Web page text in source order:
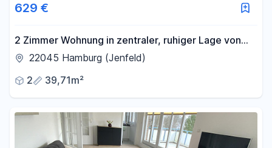
629 €
2 Zimmer Wohnung in zentraler, ruhiger Lage von
Jenfeld
22045 Hamburg (Jenfeld)
2
39,71m²